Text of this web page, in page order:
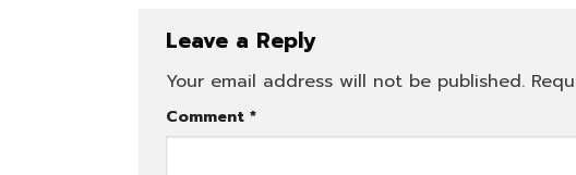
Leave a Reply
Your email address will not be published.
Comment *